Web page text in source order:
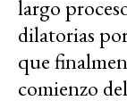
largo
dilatorias
que
comienzo